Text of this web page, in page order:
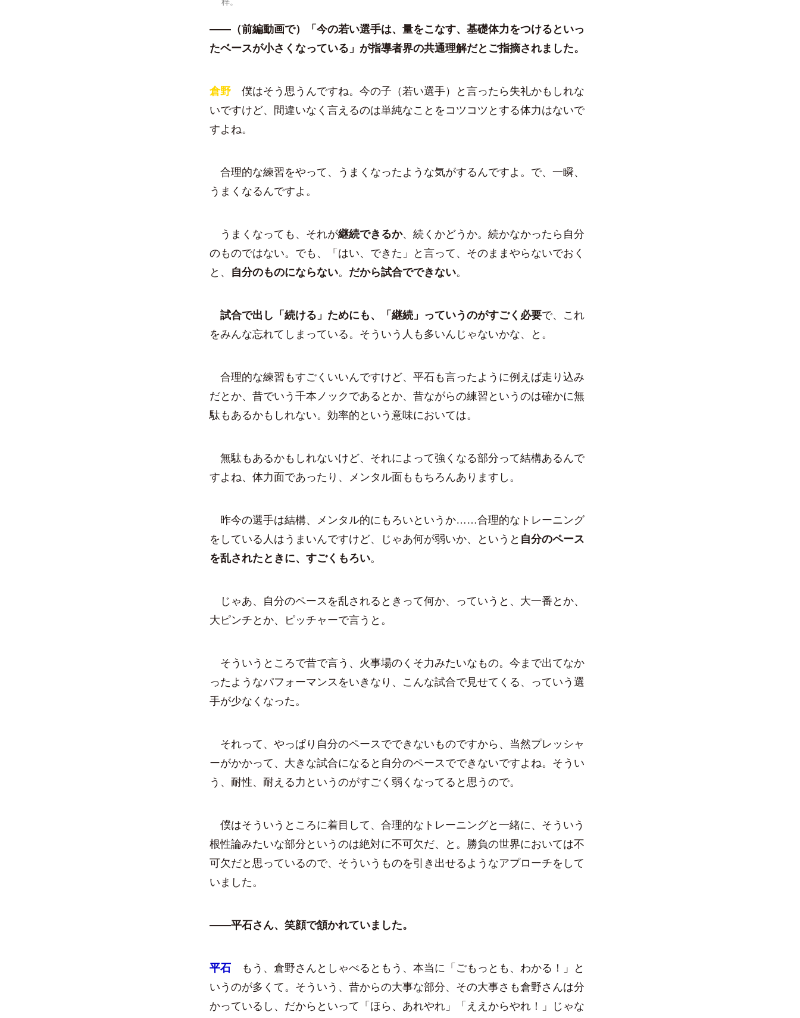
――（前編動画で）「今の若い選手は、量をこなす、基礎体力をつけるといっ
たベースが小さくなっている」が指導者界の共通理解だとご指摘されました。
倉野 僕はそう思うんですね。今の子（若い選手）と言ったら失礼かもしれな
いですけど、間違いなく言えるのは単純なことをコツコツとする体力はないで
すよね。
合理的な練習をやって、うまくなったような気がするんですよ。で、一瞬、
うまくなるんですよ。
うまくなっても、それが継続できるか、続くかどうか。続かなかったら自分
のものではない。でも、「はい、できた」と言って、そのままやらないでおく
と、 自分のものにならない。 だから試合でできない。
試合で出し「続ける」ためにも、「継続」っていうのがすごく必要で、これ
をみんな忘れてしまっている。そういう人も多いんじゃないかな、と。
合理的な練習もすごくいいんですけど、平石も言ったように例えば走り込み
だとか、昔でいう千本ノックであるとか、昔ながらの練習というのは確かに無
駄もあるかもしれない。効率的という意味においては。
無駄もあるかもしれないけど、それによって強くなる部分って結構あるんで
すよね、体力面であったり、メンタル面ももちろんありますし。
昨今の選手は結構、メンタル的にもろいというか……合理的なトレーニング
をしている人はうまいんですけど、じゃあ何が弱いか、というと 自分のペース
を乱されたときに、すごくもろい。
じゃあ、自分のペースを乱されるときって何か、っていうと、大一番とか、
大ピンチとか、ピッチャーで言うと。
そういうところで昔で言う、火事場のくそ力みたいなもの。今まで出てなか
ったようなパフォーマンスをいきなり、こんな試合で見せてくる、っていう選
手が少なくなった。
それって、やっぱり自分のペースでできないものですから、当然プレッシャ
ーがかかって、大きな試合になると自分のペースでできないですよね。そうい
う、耐性、耐える力というのがすごく弱くなってると思うので。
僕はそういうところに着目して、合理的なトレーニングと一緒に、そういう
根性論みたいな部分というのは絶対に不可欠だ、と。勝負の世界においては不
可欠だと思っているので、そういうものを引き出せるようなアプローチをして
いました。
――平石さん、笑顔で頷かれていました。
平石 もう、倉野さんとしゃべるともう、本当に「ごもっとも、わかる！」と
いうのが多くて。そういう、昔からの大事な部分、その大事さも倉野さんは分
かっているし、だからといって「ほら、あれやれ」「ええからやれ！」じゃな